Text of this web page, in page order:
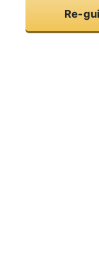
Re-